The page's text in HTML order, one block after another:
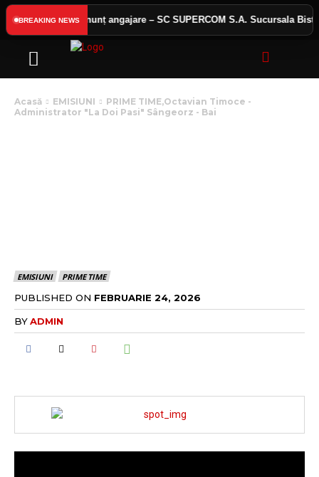
BREAKING NEWS
public Anunț angajare – SC SUPERCOM S.A. Sucursala Bistrița
Acasă EMISIUNI
PRIME TIME,Octavian Timoce -
Administrator "La Doi Pasi" Sângeorz - Bai
EMISIUNI PRIME TIME
PUBLISHED ON FEBRUARIE 24, 2026
BYADMIN